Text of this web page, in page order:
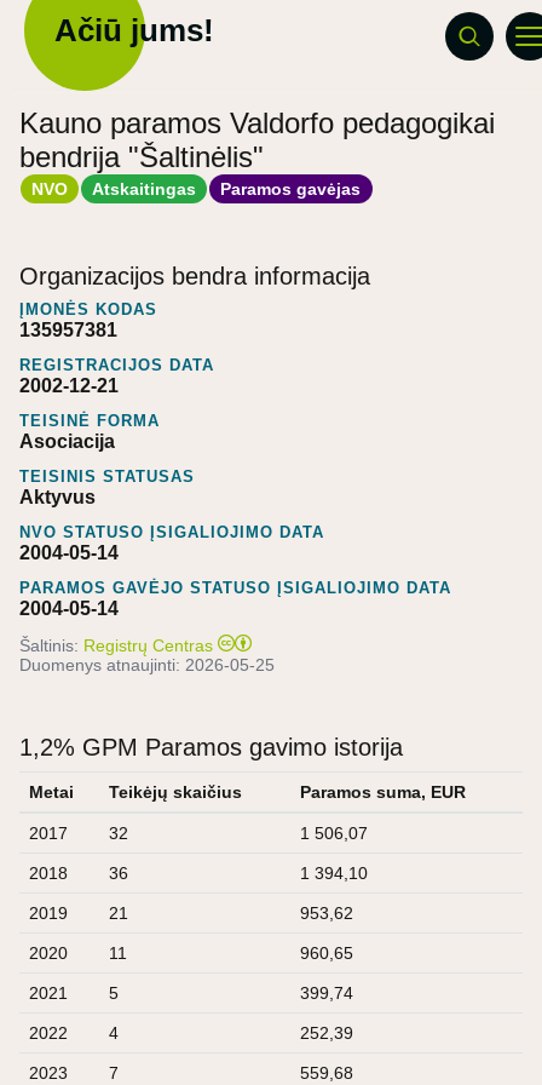
Ačiū jums!
Kauno paramos Valdorfo pedagogikai
bendrija "Šaltinėlis"
NVO Atskaitingas Paramos gavėjas
Organizacijos bendra informacija
ĮMONĖS KODAS
135957381
REGISTRACIJOS DATA
2002-12-21
TEISINĖ FORMA
Asociacija
TEISINIS STATUSAS
Aktyvus
NVO STATUSO ĮSIGALIOJIMO DATA
2004-05-14
PARAMOS GAVĖJO STATUSO ĮSIGALIOJIMO DATA
2004-05-14
Šaltinis: Registrų Centras
Duomenys atnaujinti: 2026-05-25
1,2% GPM Paramos gavimo istorija
Metai Teikėjų skaičius Paramos suma, EUR
2017 32 1 506,07
2018 36 1 394,10
2019 21 953,62
2020 11 960,65
2021 5 399,74
2022 4 252,39
2023 7 559,68